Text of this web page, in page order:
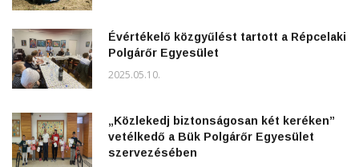
Évértékelő közgyűlést tartott a Répcelaki
Polgárőr Egyesület
2025.05.10.
„Közlekedj biztonságosan két keréken”
vetélkedő a Bük Polgárőr Egyesület
szervezésében